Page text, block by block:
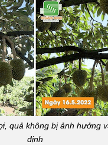
quả không bị ảnh hưởng
định